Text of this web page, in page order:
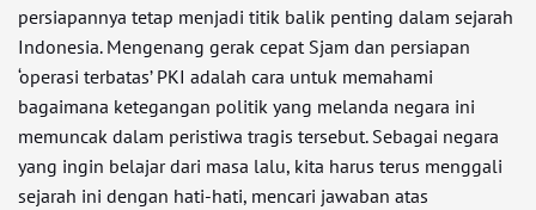
persiapannya tetap menjadi titik balik penting dalam sejarah
Indonesia. Mengenang gerak cepat Sjam dan persiapan
‘operasi terbatas’ PKI adalah cara untuk memahami
bagaimana ketegangan politik yang melanda negara ini
memuncak dalam peristiwa tragis tersebut. Sebagai negara
yang ingin belajar dari masa lalu, kita harus terus menggali
sejarah ini dengan hati-hati, mencari jawaban atas